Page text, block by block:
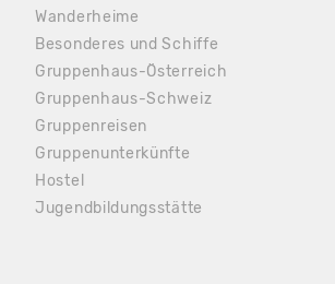
Wanderheime
Besonderes und Schiffe
Gruppenhaus-Österreich
Gruppenhaus-Schweiz
Gruppenreisen
Gruppenunterkünfte
Hostel
Jugendbildungsstätte